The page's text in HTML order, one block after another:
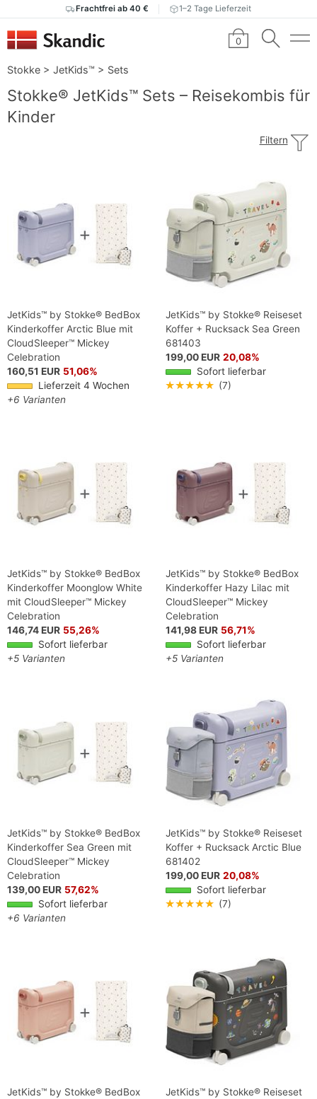
Frachtfrei ab 40 € 1–2 Tage Lieferzeit
0
Stokke > JetKids™ > Sets
Stokke® JetKids™ Sets – Reisekombis für
Kinder
Filtern
JetKids™ by Stokke® BedBox
Kinderkoffer Arctic Blue mit
CloudSleeper™ Mickey
Celebration
160,51 EUR 51,06%
Lieferzeit 4 Wochen
+6 Varianten
JetKids™ by Stokke® Reiseset
Koffer + Rucksack Sea Green
681403
199,00 EUR 20,08%
Sofort lieferbar
★★★★★ (7)
JetKids™ by Stokke® BedBox
Kinderkoffer Moonglow White
mit CloudSleeper™ Mickey
Celebration
146,74 EUR 55,26%
Sofort lieferbar
+5 Varianten
JetKids™ by Stokke® BedBox
Kinderkoffer Hazy Lilac mit
CloudSleeper™ Mickey
Celebration
141,98 EUR 56,71%
Sofort lieferbar
+5 Varianten
JetKids™ by Stokke® BedBox
Kinderkoffer Sea Green mit
CloudSleeper™ Mickey
Celebration
139,00 EUR 57,62%
Sofort lieferbar
+6 Varianten
JetKids™ by Stokke® Reiseset
Koffer + Rucksack Arctic Blue
681402
199,00 EUR 20,08%
Sofort lieferbar
★★★★★ (7)
JetKids™ by Stokke® BedBox
JetKids™ by Stokke® Reiseset